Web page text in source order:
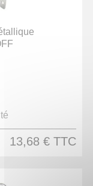
13,68 € TTC